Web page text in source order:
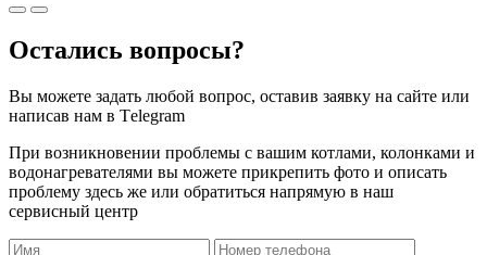
Остались вопросы?
Вы можете задать любой вопрос, оставив заявку на сайте или
написав нам в Тelegram
При возникновении проблемы с вашим котлами, колонками и
водонагревателями вы можете прикрепить фото и описать
проблему здесь же или обратиться напрямую в наш
сервисный центр